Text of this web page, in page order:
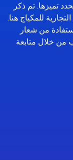
تميزها. تم ذكر
للمكياج هنا.
من شعار
من خلال متابعة